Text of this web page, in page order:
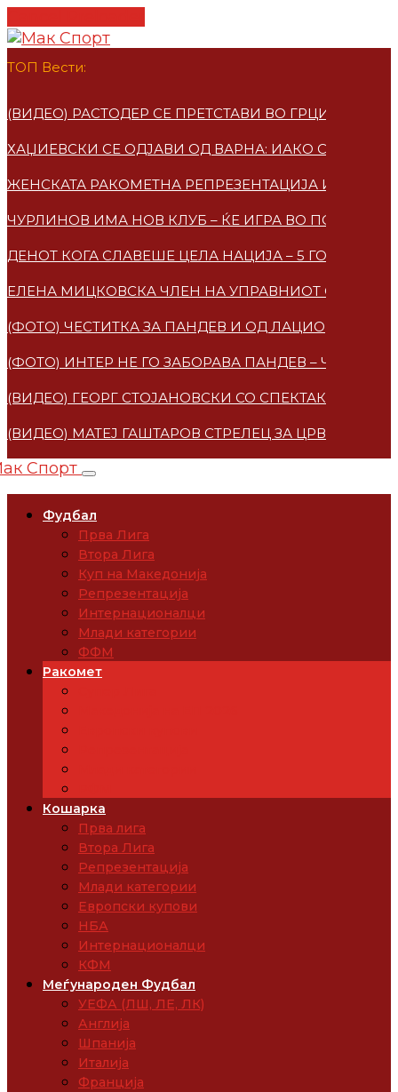
ТОП Вести:
(ВИДЕО) РАСТОДЕР СЕ ПРЕТСТАВИ ВО ГРЦИЈА –
ХАЏИЕВСКИ СЕ ОДЈАВИ ОД ВАРНА: ИАКО СУМ
ЖЕНСКАТА РАКОМЕТНА РЕПРЕЗЕНТАЦИЈА ИМАА
ЧУРЛИНОВ ИМА НОВ КЛУБ – ЌЕ ИГРА ВО ПОЛСКА
ДЕНОТ КОГА СЛАВЕШЕ ЦЕЛА НАЦИЈА – 5 ГОДИНИ
ЕЛЕНА МИЦКОВСКA ЧЛЕН НА УПРАВНИОТ ОДБОР
(ФОТО) ЧЕСТИТКА ЗА ПАНДЕВ И ОД ЛАЦИО
(ФОТО) ИНТЕР НЕ ГО ЗАБОРАВА ПАНДЕВ –
(ВИДЕО) ГЕОРГ СТОЈАНОВСКИ СО СПЕКТАКУЛАРЕН
(ВИДЕО) МАТЕЈ ГАШТАРОВ СТРЕЛЕЦ ЗА ЦРВЕНА
Фудбал
Прва Лига
Втора Лига
Куп на Македонија
Репрезентација
Интернационалци
Млади категории
ФФМ
Ракомет
Кошарка
Прва лига
Втора Лига
Репрезентација
Млади категории
Европски купови
НБА
Интернационалци
КФМ
Меѓународен Фудбал
УЕФА (ЛШ, ЛЕ, ЛК)
Англија
Шпанија
Италија
Франција